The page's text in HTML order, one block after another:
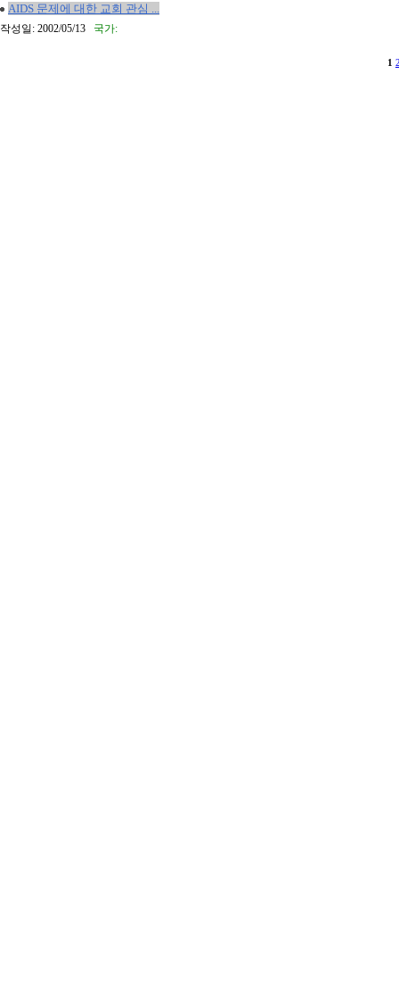
AIDS 문제에 대한 교회 관심 ...
작성일: 2002/05/13 국가:
1